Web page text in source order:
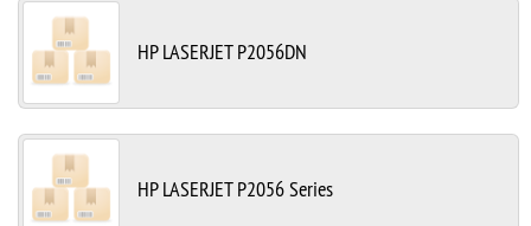
HP LASERJET P2056DN
HP LASERJET P2056 Series